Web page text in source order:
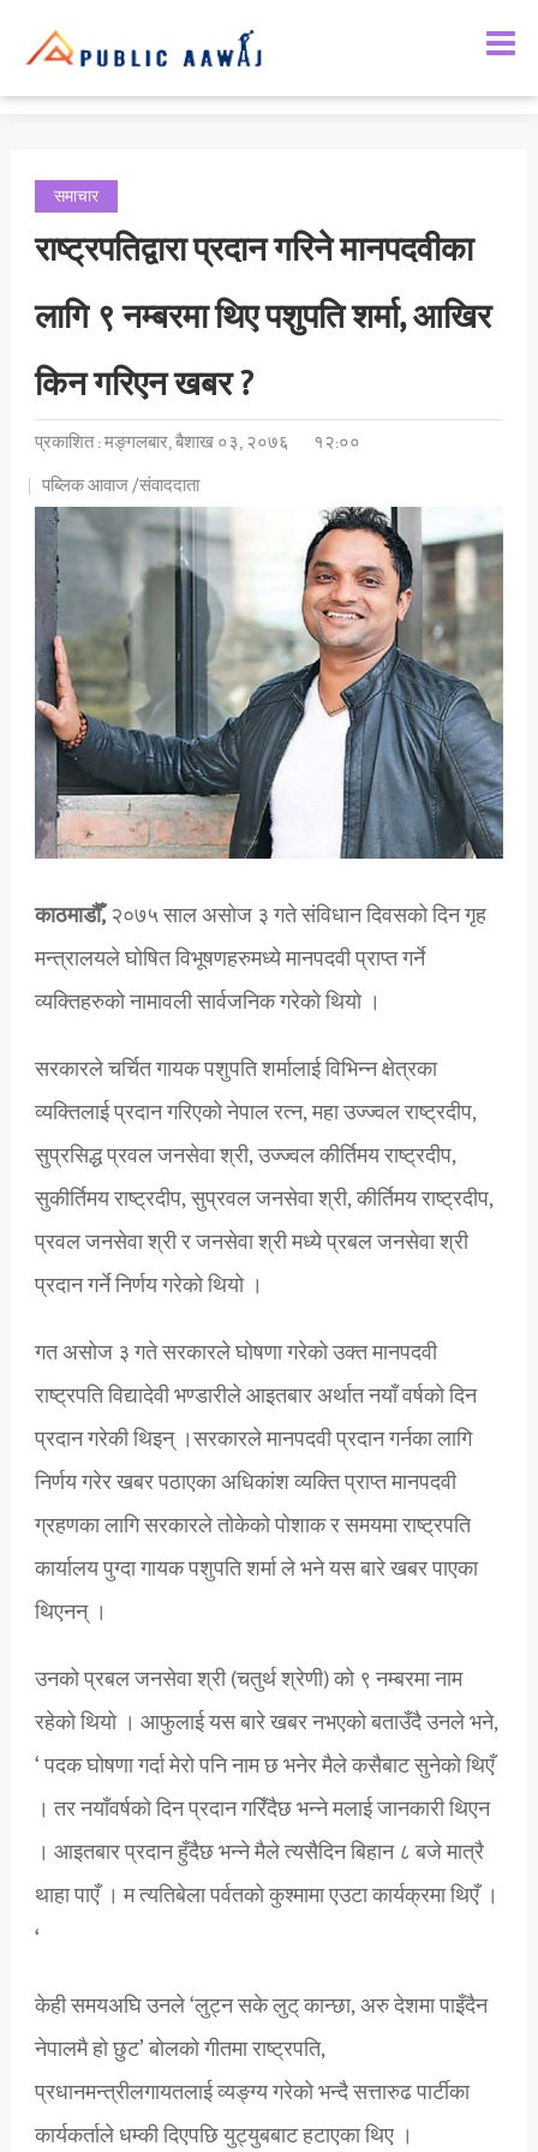
समाचार
समाज
अर्थतन्त्र
राशिफल
समाचार
राष्ट्रपतिद्वारा प्रदान गरिने मानपदवीका
लागि ९ नम्बरमा थिए पशुपति शर्मा, आखिर
किन गरिएन खबर ?
प्रकाशित : मङ्गलबार, बैशाख ०३, २०७६
१२:००
पब्लिक आवाज /संवाददाता
काठमाडौँ,२०७५ साल असोज ३ गते संविधान दिवसको दिन गृह
मन्त्रालयले घोषित विभूषणहरुमध्ये मानपदवी प्राप्त गर्ने
व्यक्तिहरुको नामावली सार्वजनिक गरेको थियो ।
सरकारले चर्चित गायक पशुपति शर्मालाई विभिन्न क्षेत्रका
व्यक्तिलाई प्रदान गरिएको नेपाल रत्न, महा उज्ज्वल राष्ट्रदीप,
सुप्रसिद्ध प्रवल जनसेवा श्री, उज्ज्वल कीर्तिमय राष्ट्रदीप,
सुकीर्तिमय राष्ट्रदीप, सुप्रवल जनसेवा श्री, कीर्तिमय राष्ट्रदीप,
प्रवल जनसेवा श्री र जनसेवा श्री मध्ये प्रबल जनसेवा श्री
प्रदान गर्ने निर्णय गरेको थियो ।
गत असोज ३ गते सरकारले घोषणा गरेको उक्त मानपदवी
राष्ट्रपति विद्यादेवी भण्डारीले आइतबार अर्थात नयाँ वर्षको दिन
प्रदान गरेकी थिइन् ।सरकारले मानपदवी प्रदान गर्नका लागि
निर्णय गरेर खबर पठाएका अधिकांश व्यक्ति प्राप्त मानपदवी
ग्रहणका लागि सरकारले तोकेको पोशाक र समयमा राष्ट्रपति
कार्यालय पुग्दा गायक पशुपति शर्मा ले भने यस बारे खबर पाएका
थिएनन् ।
उनको प्रबल जनसेवा श्री (चतुर्थ श्रेणी) को ९ नम्बरमा नाम
रहेको थियो । आफुलाई यस बारे खबर नभएको बताउँदै उनले भने,
‘ पदक घोषणा गर्दा मेरो पनि नाम छ भनेर मैले कसैबाट सुनेको थिएँ
। तर नयाँवर्षको दिन प्रदान गरिँदैछ भन्ने मलाई जानकारी थिएन
। आइतबार प्रदान हुँदैछ भन्ने मैले त्यसैदिन बिहान ८ बजे मात्रै
थाहा पाएँ । म त्यतिबेला पर्वतको कुश्मामा एउटा कार्यक्रमा थिएँ ।
‘
केही समयअघि उनले ‘लुट्न सके लुट् कान्छा, अरु देशमा पाइँदैन
नेपालमै हो छुट’ बोलको गीतमा राष्ट्रपति,
प्रधानमन्त्रीलगायतलाई व्यङ्ग्य गरेको भन्दै सत्तारुढ पार्टीका
कार्यकर्ताले धम्की दिएपछि युट्युबबाट हटाएका थिए ।